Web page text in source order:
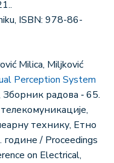
ISBN: 978-86-
Milica, Miljković
Perception System
Зборник радова ‐ 65.
технику, Етно
/ Proceedings
on Electrical,